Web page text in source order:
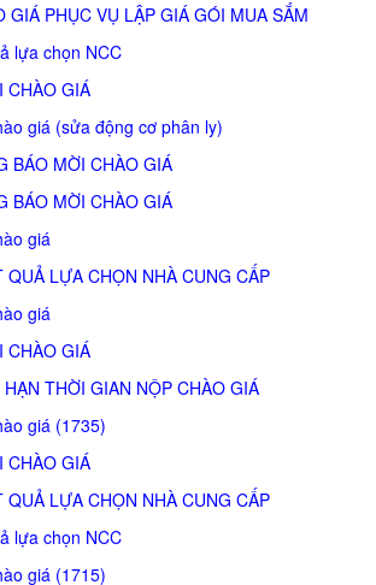
GIÁ PHỤC VỤ LẬP GIÁ GÓI MUA SẮM
lựa chọn NCC
CHÀO GIÁ
giá (sửa động cơ phân ly)
BÁO MỜI CHÀO GIÁ
BÁO MỜI CHÀO GIÁ
giá
QUẢ LỰA CHỌN NHÀ CUNG CẤP
giá
CHÀO GIÁ
THỜI GIAN NỘP CHÀO GIÁ
giá (1735)
CHÀO GIÁ
QUẢ LỰA CHỌN NHÀ CUNG CẤP
lựa chọn NCC
giá (1715)